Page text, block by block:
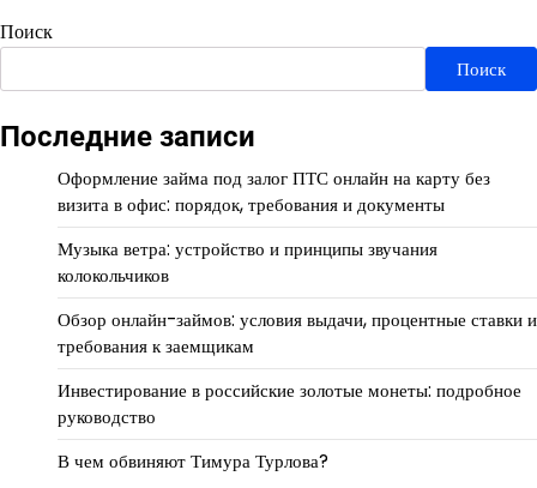
Поиск
Поиск
Последние записи
Оформление займа под залог ПТС онлайн на карту без
визита в офис: порядок, требования и документы
Музыка ветра: устройство и принципы звучания
колокольчиков
Обзор онлайн-займов: условия выдачи, процентные ставки и
требования к заемщикам
Инвестирование в российские золотые монеты: подробное
руководство
В чем обвиняют Тимура Турлова?